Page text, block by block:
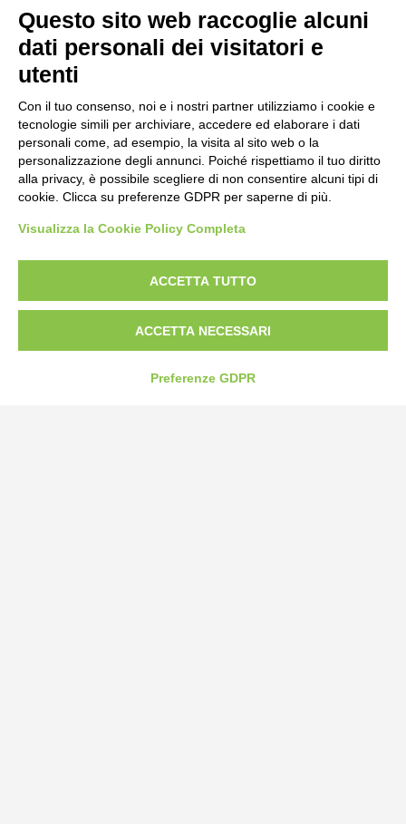
Questo sito web raccoglie alcuni
dati personali dei visitatori e
utenti
Con il tuo consenso, noi e i nostri partner utilizziamo i cookie e
tecnologie simili per archiviare, accedere ed elaborare i dati
personali come, ad esempio, la visita al sito web o la
personalizzazione degli annunci. Poiché rispettiamo il tuo diritto
alla privacy, è possibile scegliere di non consentire alcuni tipi di
cookie. Clicca su preferenze GDPR per saperne di più.
Visualizza la Cookie Policy Completa
ACCETTA TUTTO
ACCETTA NECESSARI
Preferenze GDPR